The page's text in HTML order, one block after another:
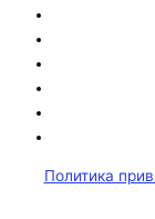
Политика